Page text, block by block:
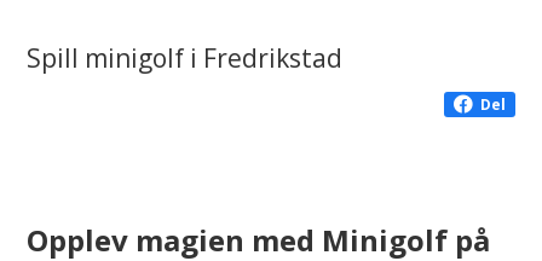
Spill minigolf i Fredrikstad
Del
Opplev magien med Minigolf på